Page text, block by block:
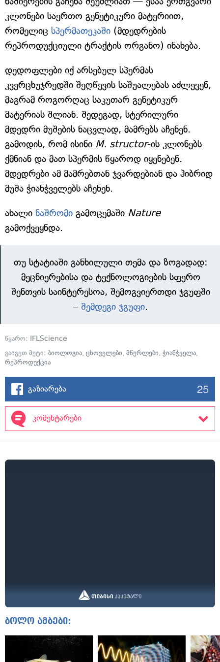
კლონები საერთო გენეტიკური მატერიით,
რომელიც სპერმათეკაში (მდედრების
რეპროდუქციული ტრაქტის ორგანო) ინახება.
დედოფლები იქ არსებულ სპერმას
კვერცხუჯრედში შეღწევის საშუალებას აძლევენ,
მაგრამ როგორღაც საკუთარ გენეტიკურ
მატერიას შლიან. შედეგად, სტერილური
მდედრი მუშების ნაცვლად, მამრებს აჩენენ.
გამოდის, რომ ისინი M. structor-ის კლონებს
ქმნიან და მათ სპერმის წყაროდ იყენებენ.
მდედრები ამ მამრებთან ჯვარდებიან და ჰიბრიდ
მუშა ჭიანჭველებს აჩენენ.
ახალი ნაშრომი გამოცემაში Nature
გამოქვეყნდა.
თუ სტატიაში განხილული თემა და ზოგადად:
მეცნიერებისა და ტექნოლოგიების სფერო
შენთვის საინტერესოა, შემოგვიერთდი ჯგუფში
– შემდეგი ჯგუფი.
წყარო: IFLScience
გაიგეთ მეტი: ბიოლოგია, ცხოველები, მწერლები, ჭიანჭველა,
რეპროდუქცია
გაზიარება 25
კომენტარები
ბოლო ამბები: